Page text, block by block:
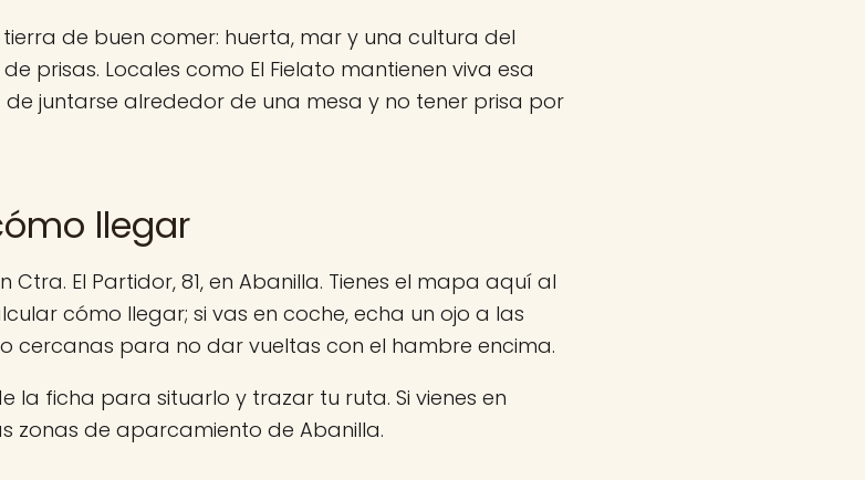
tierra de buen comer: huerta, mar y una cultura del
prisas. Locales como El Fielato mantienen viva esa
juntarse alrededor de una mesa y no tener prisa por
llegar
Ctra. El Partidor, 81, en Abanilla. Tienes el mapa aquí al
cómo llegar; si vas en coche, echa un ojo a las
cercanas para no dar vueltas con el hambre encima.
la ficha para situarlo y trazar tu ruta. Si vienes en
zonas de aparcamiento de Abanilla.